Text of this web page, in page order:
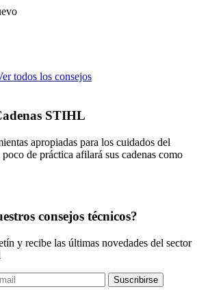
todos los consejos
STIHL
apropiadas para los cuidados del
de práctica afilará sus cadenas como
consejos técnicos?
y recibe las últimas novedades del sector
Suscribirse